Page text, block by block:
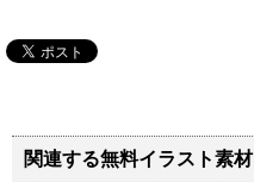
関連する無料イラスト素材